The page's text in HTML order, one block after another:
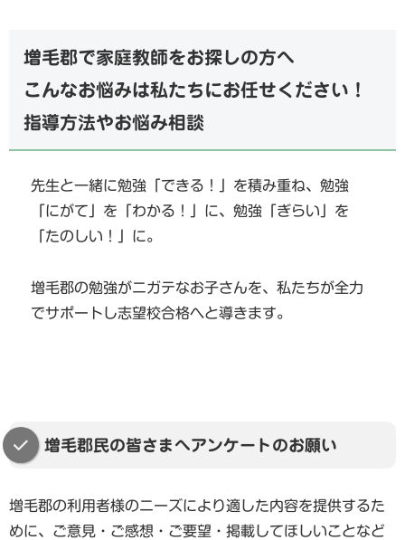
増毛郡で家庭教師をお探しの方へ
こんなお悩みは私たちにお任せください！
指導方法やお悩み相談
先生と一緒に勉強「できる！」を積み重ね、勉強
「にがて」を「わかる！」に、勉強「ぎらい」を
「たのしい！」に。
増毛郡の勉強がニガテなお子さんを、私たちが全力
でサポートし志望校合格へと導きます。
増毛郡民の皆さまへアンケートのお願い
増毛郡の利用者様のニーズにより適した内容を提供するた
めに、ご意見・ご感想・ご要望・掲載してほしいことなど